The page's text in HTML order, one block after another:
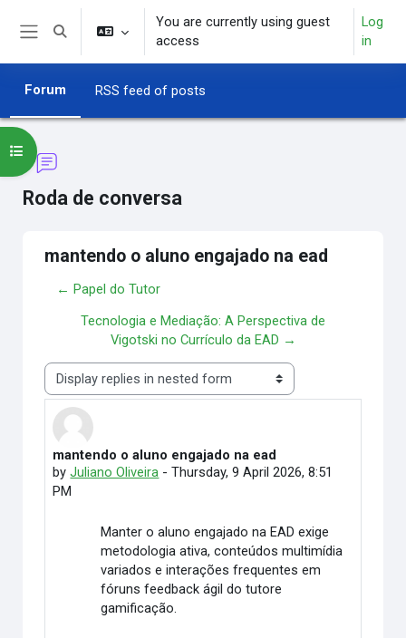
Skip to main content
Toggle search input
You are currently using guest
access
Log
in
Forum RSS feed of posts
Roda de conversa
Open course index
mantendo o aluno engajado na ead
← Papel do Tutor
Tecnologia e Mediação: A Perspectiva de
Vigotski no Currículo da EAD →
Display mode
mantendo o aluno engajado na ead
byJuliano Oliveira -Thursday, 9 April 2026, 8:51
PM
Number of replies: 1
Manter o aluno engajado na EAD exige
metodologia ativa, conteúdos multimídia
variados e interações frequentes em
fóruns feedback ágil do tutore
gamificação.